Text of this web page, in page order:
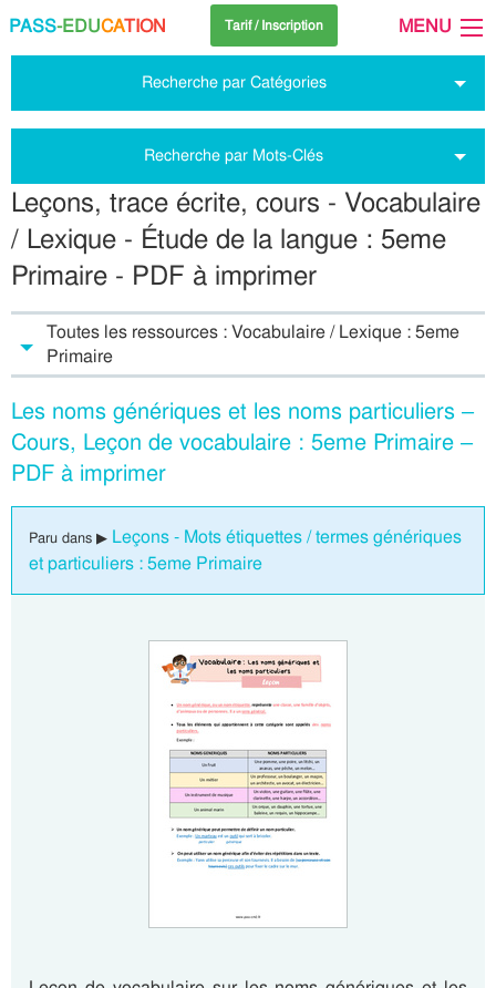
PASS-EDUCATION Tarif / Inscription MENU
Recherche par Catégories
Recherche par Mots-Clés
Leçons, trace écrite, cours - Vocabulaire
/ Lexique - Étude de la langue : 5eme
Primaire - PDF à imprimer
Toutes les ressources : Vocabulaire / Lexique : 5eme
Primaire
Les noms génériques et les noms particuliers –
Cours, Leçon de vocabulaire : 5eme Primaire –
PDF à imprimer
Paru dans ▶ Leçons - Mots étiquettes / termes génériques
et particuliers : 5eme Primaire